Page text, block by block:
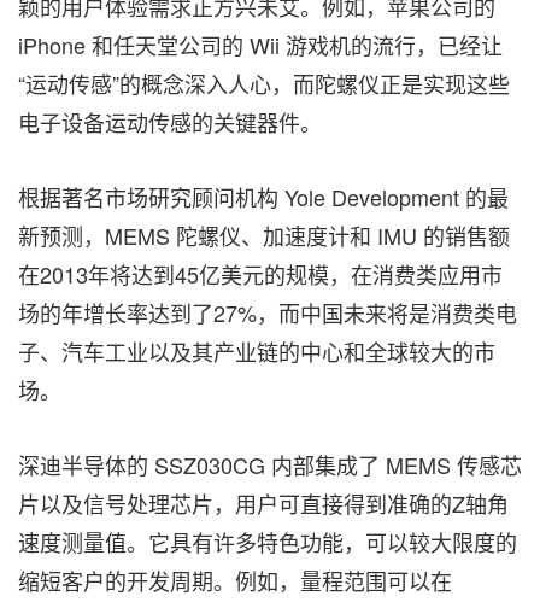
iPhone 和任天堂公司的 Wii 游戏机的流行，已经让
“运动传感”的概念深入人心，而陀螺仪正是实现这些
电子设备运动传感的关键器件。
根据著名市场研究顾问机构 Yole Development 的最
新预测，MEMS 陀螺仪、加速度计和 IMU 的销售额
在2013年将达到45亿美元的规模，在消费类应用市
场的年增长率达到了27%，而中国未来将是消费类电
子、汽车工业以及其产业链的中心和全球较大的市
场。
深迪半导体的 SSZ030CG 内部集成了 MEMS 传感芯
片以及信号处理芯片，用户可直接得到准确的Z轴角
速度测量值。它具有许多特色功能，可以较大限度的
缩短客户的开发周期。例如，量程范围可以在